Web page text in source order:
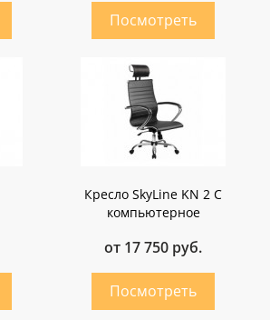
Кресло SkyLine KN 2 C
компьютерное
от 17 750 руб.